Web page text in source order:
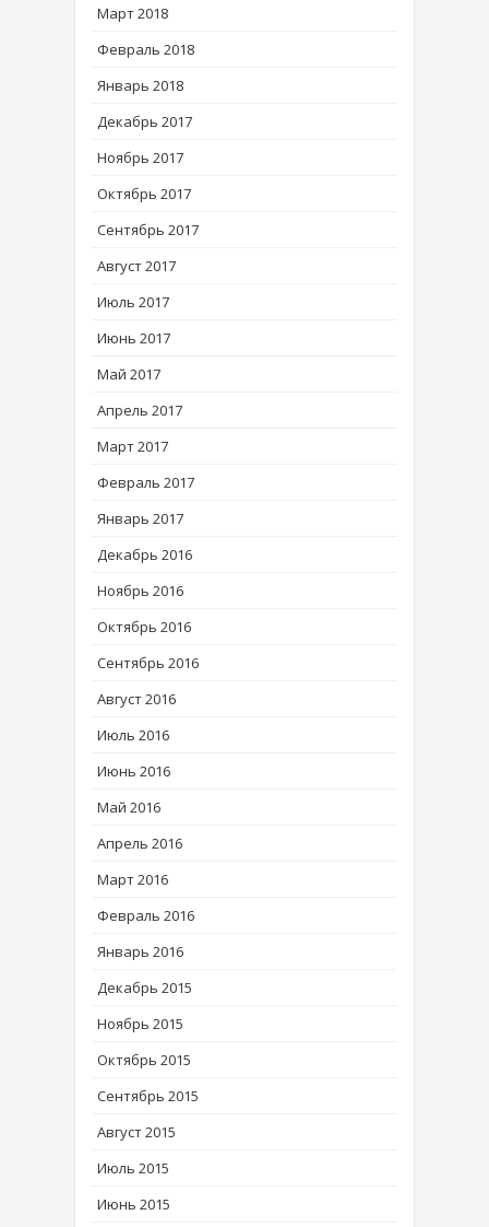
Март 2018
Февраль 2018
Январь 2018
Декабрь 2017
Ноябрь 2017
Октябрь 2017
Сентябрь 2017
Август 2017
Июль 2017
Июнь 2017
Май 2017
Апрель 2017
Март 2017
Февраль 2017
Январь 2017
Декабрь 2016
Ноябрь 2016
Октябрь 2016
Сентябрь 2016
Август 2016
Июль 2016
Июнь 2016
Май 2016
Апрель 2016
Март 2016
Февраль 2016
Январь 2016
Декабрь 2015
Ноябрь 2015
Октябрь 2015
Сентябрь 2015
Август 2015
Июль 2015
Июнь 2015